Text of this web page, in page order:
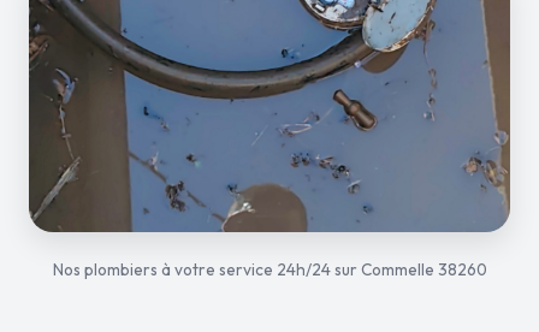
Nos plombiers à votre service 24h/24 sur Commelle 38260